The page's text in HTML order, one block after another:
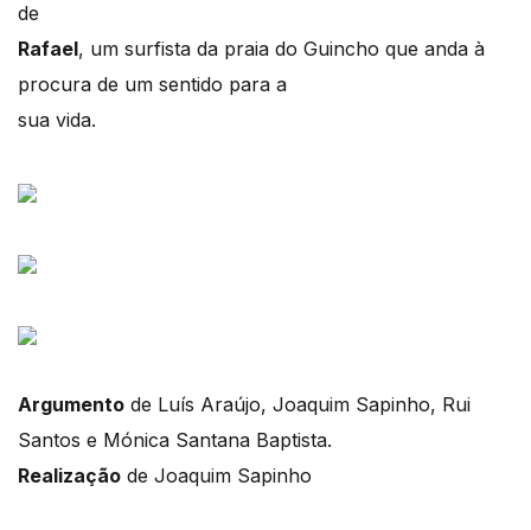
de
Rafael, um surfista da praia do Guincho que anda à
procura de um sentido para a
sua vida.
Argumento de Luís Araújo, Joaquim Sapinho, Rui
Santos e Mónica Santana Baptista.
Realização de Joaquim Sapinho